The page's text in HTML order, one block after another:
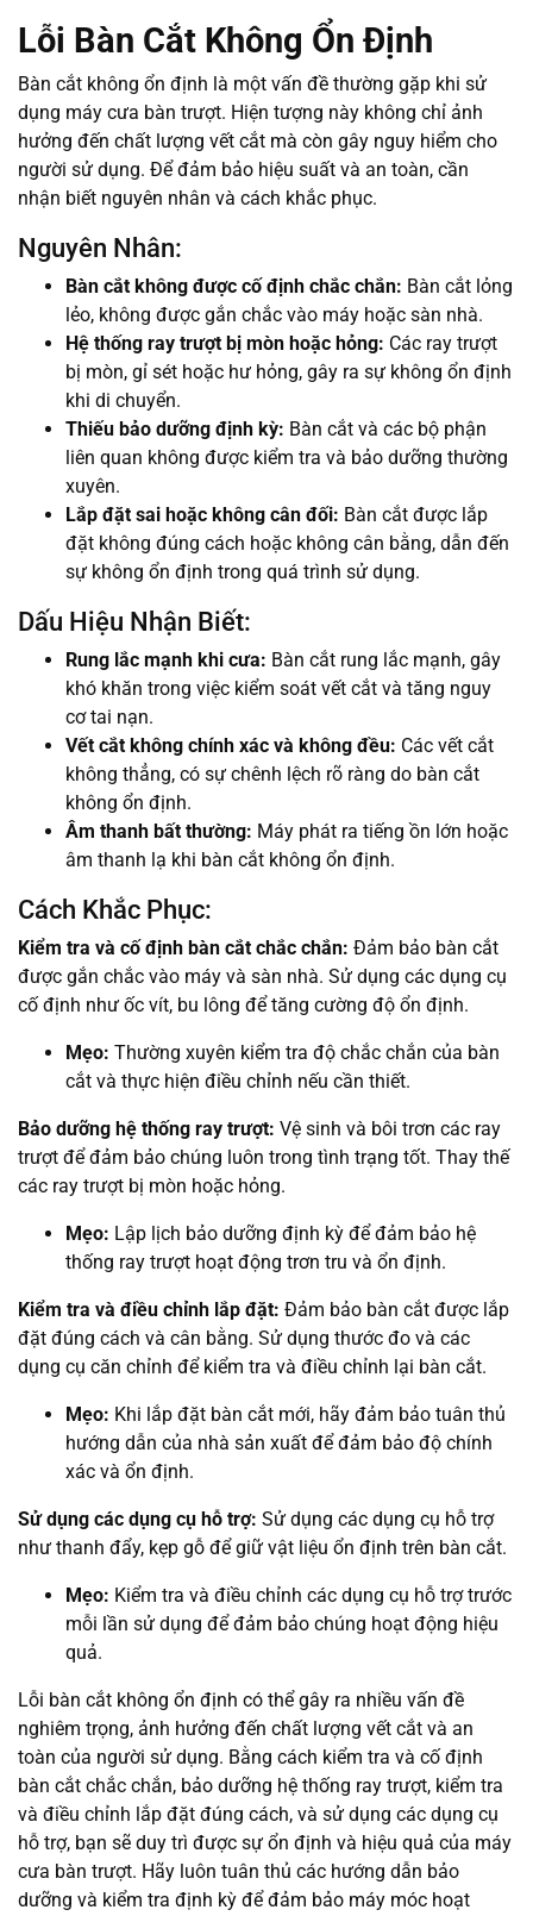
Lỗi Bàn Cắt Không Ổn Định
Bàn cắt không ổn định là một vấn đề thường gặp khi sử
dụng máy cưa bàn trượt. Hiện tượng này không chỉ ảnh
hưởng đến chất lượng vết cắt mà còn gây nguy hiểm cho
người sử dụng. Để đảm bảo hiệu suất và an toàn, cần
nhận biết nguyên nhân và cách khắc phục.
Nguyên Nhân:
Bàn cắt không được cố định chắc chắn: Bàn cắt lỏng
lẻo, không được gắn chắc vào máy hoặc sàn nhà.
Hệ thống ray trượt bị mòn hoặc hỏng: Các ray trượt
bị mòn, gỉ sét hoặc hư hỏng, gây ra sự không ổn định
khi di chuyển.
Thiếu bảo dưỡng định kỳ: Bàn cắt và các bộ phận
liên quan không được kiểm tra và bảo dưỡng thường
xuyên.
Lắp đặt sai hoặc không cân đối: Bàn cắt được lắp
đặt không đúng cách hoặc không cân bằng, dẫn đến
sự không ổn định trong quá trình sử dụng.
Dấu Hiệu Nhận Biết:
Rung lắc mạnh khi cưa: Bàn cắt rung lắc mạnh, gây
khó khăn trong việc kiểm soát vết cắt và tăng nguy
cơ tai nạn.
Vết cắt không chính xác và không đều: Các vết cắt
không thẳng, có sự chênh lệch rõ ràng do bàn cắt
không ổn định.
Âm thanh bất thường: Máy phát ra tiếng ồn lớn hoặc
âm thanh lạ khi bàn cắt không ổn định.
Cách Khắc Phục:
Kiểm tra và cố định bàn cắt chắc chắn: Đảm bảo bàn cắt
được gắn chắc vào máy và sàn nhà. Sử dụng các dụng cụ
cố định như ốc vít, bu lông để tăng cường độ ổn định.
Mẹo: Thường xuyên kiểm tra độ chắc chắn của bàn
cắt và thực hiện điều chỉnh nếu cần thiết.
Bảo dưỡng hệ thống ray trượt: Vệ sinh và bôi trơn các ray
trượt để đảm bảo chúng luôn trong tình trạng tốt. Thay thế
các ray trượt bị mòn hoặc hỏng.
Mẹo: Lập lịch bảo dưỡng định kỳ để đảm bảo hệ
thống ray trượt hoạt động trơn tru và ổn định.
Kiểm tra và điều chỉnh lắp đặt: Đảm bảo bàn cắt được lắp
đặt đúng cách và cân bằng. Sử dụng thước đo và các
dụng cụ căn chỉnh để kiểm tra và điều chỉnh lại bàn cắt.
Mẹo: Khi lắp đặt bàn cắt mới, hãy đảm bảo tuân thủ
hướng dẫn của nhà sản xuất để đảm bảo độ chính
xác và ổn định.
Sử dụng các dụng cụ hỗ trợ: Sử dụng các dụng cụ hỗ trợ
như thanh đẩy, kẹp gỗ để giữ vật liệu ổn định trên bàn cắt.
Mẹo: Kiểm tra và điều chỉnh các dụng cụ hỗ trợ trước
mỗi lần sử dụng để đảm bảo chúng hoạt động hiệu
quả.
Lỗi bàn cắt không ổn định có thể gây ra nhiều vấn đề
nghiêm trọng, ảnh hưởng đến chất lượng vết cắt và an
toàn của người sử dụng. Bằng cách kiểm tra và cố định
bàn cắt chắc chắn, bảo dưỡng hệ thống ray trượt, kiểm tra
và điều chỉnh lắp đặt đúng cách, và sử dụng các dụng cụ
hỗ trợ, bạn sẽ duy trì được sự ổn định và hiệu quả của máy
cưa bàn trượt. Hãy luôn tuân thủ các hướng dẫn bảo
dưỡng và kiểm tra định kỳ để đảm bảo máy móc hoạt